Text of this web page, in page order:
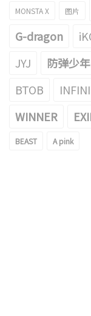
MONSTA X 图片
G-dragon
JYJ 防弹少
BTOB
WINNER
BEAST A pink